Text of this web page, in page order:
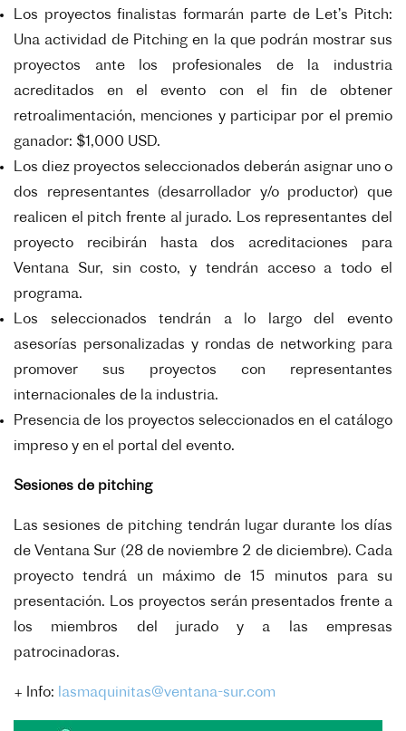
Los proyectos finalistas formarán parte de Let’s Pitch:
Una actividad de Pitching en la que podrán mostrar sus
proyectos ante los profesionales de la industria
acreditados en el evento con el fin de obtener
retroalimentación, menciones y participar por el premio
ganador: $1,000 USD.
Los diez proyectos seleccionados deberán asignar uno o
dos representantes (desarrollador y/o productor) que
realicen el pitch frente al jurado. Los representantes del
proyecto recibirán hasta dos acreditaciones para
Ventana Sur, sin costo, y tendrán acceso a todo el
programa.
Los seleccionados tendrán a lo largo del evento
asesorías personalizadas y rondas de networking para
promover sus proyectos con representantes
internacionales de la industria.
Presencia de los proyectos seleccionados en el catálogo
impreso y en el portal del evento.
Sesiones de pitching
Las sesiones de pitching tendrán lugar durante los días
de Ventana Sur (28 de noviembre 2 de diciembre). Cada
proyecto tendrá un máximo de 15 minutos para su
presentación. Los proyectos serán presentados frente a
los miembros del jurado y a las empresas
patrocinadoras.
+ Info: lasmaquinitas@ventana-sur.com